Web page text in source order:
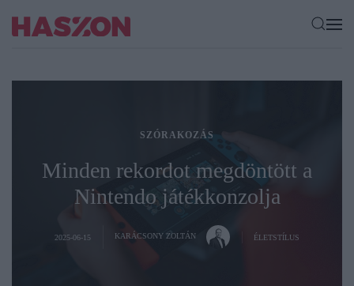
SZÓRAKOZÁS
Minden rekordot megdöntött a
Nintendo játékkonzolja
2025-06-15 KARÁCSONY ZOLTÁN ÉLETSTÍLUS